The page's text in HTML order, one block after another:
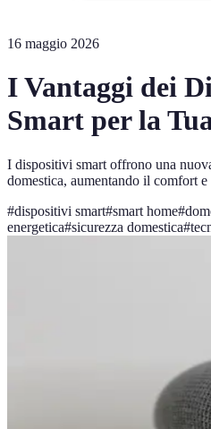
16 maggio 2026
I Vantaggi dei
Smart per la
I dispositivi smart offrono una
domestica, aumentando il comfort
#dispositivi smart#smart home#
energetica#sicurezza domestica#